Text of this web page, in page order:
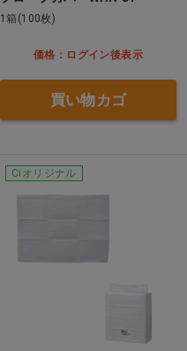
1箱(100枚)
価格：ログイン後表示
買い物カゴ
Ciオリジナル